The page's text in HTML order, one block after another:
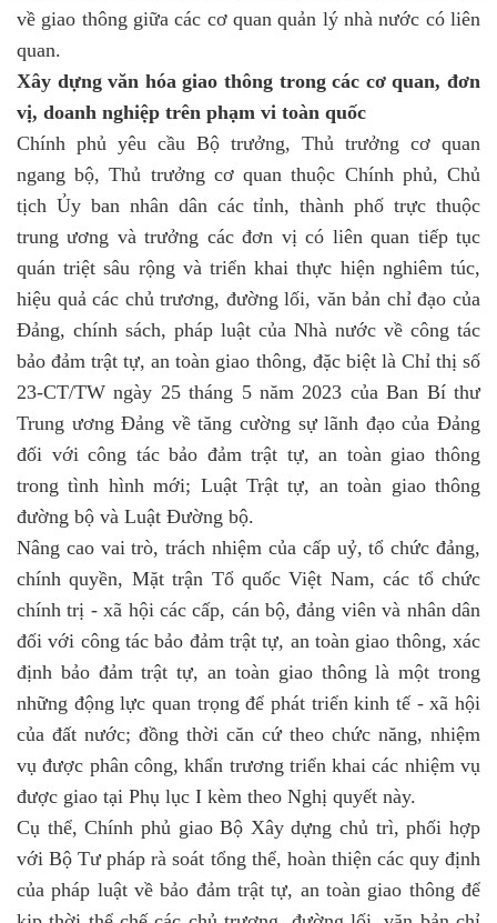
về giao thông giữa các cơ quan quản lý nhà nước có liên
quan.
Xây dựng văn hóa giao thông trong các cơ quan, đơn
vị, doanh nghiệp trên phạm vi toàn quốc
Chính phủ yêu cầu Bộ trưởng, Thủ trưởng cơ quan
ngang bộ, Thủ trưởng cơ quan thuộc Chính phủ, Chủ
tịch Ủy ban nhân dân các tỉnh, thành phố trực thuộc
trung ương và trưởng các đơn vị có liên quan tiếp tục
quán triệt sâu rộng và triển khai thực hiện nghiêm túc,
hiệu quả các chủ trương, đường lối, văn bản chỉ đạo của
Đảng, chính sách, pháp luật của Nhà nước về công tác
bảo đảm trật tự, an toàn giao thông, đặc biệt là Chỉ thị số
23-CT/TW ngày 25 tháng 5 năm 2023 của Ban Bí thư
Trung ương Đảng về tăng cường sự lãnh đạo của Đảng
đối với công tác bảo đảm trật tự, an toàn giao thông
trong tình hình mới; Luật Trật tự, an toàn giao thông
đường bộ và Luật Đường bộ.
Nâng cao vai trò, trách nhiệm của cấp uỷ, tổ chức đảng,
chính quyền, Mặt trận Tổ quốc Việt Nam, các tổ chức
chính trị - xã hội các cấp, cán bộ, đảng viên và nhân dân
đối với công tác bảo đảm trật tự, an toàn giao thông, xác
định bảo đảm trật tự, an toàn giao thông là một trong
những động lực quan trọng để phát triển kinh tế - xã hội
của đất nước; đồng thời căn cứ theo chức năng, nhiệm
vụ được phân công, khẩn trương triển khai các nhiệm vụ
được giao tại Phụ lục I kèm theo Nghị quyết này.
Cụ thể, Chính phủ giao Bộ Xây dựng chủ trì, phối hợp
với Bộ Tư pháp rà soát tổng thể, hoàn thiện các quy định
của pháp luật về bảo đảm trật tự, an toàn giao thông để